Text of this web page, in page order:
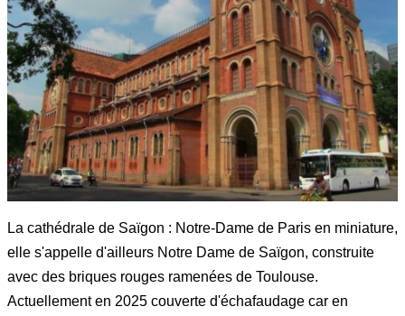
La cathédrale de Saïgon : Notre-Dame de Paris en miniature,
elle s'appelle d'ailleurs Notre Dame de Saïgon, construite
avec des briques rouges ramenées de Toulouse.
Actuellement en 2025 couverte d'échafaudage car en